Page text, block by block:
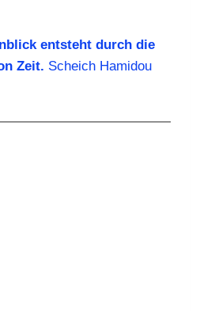
entsteht durch die
Zeit. Scheich Hamidou